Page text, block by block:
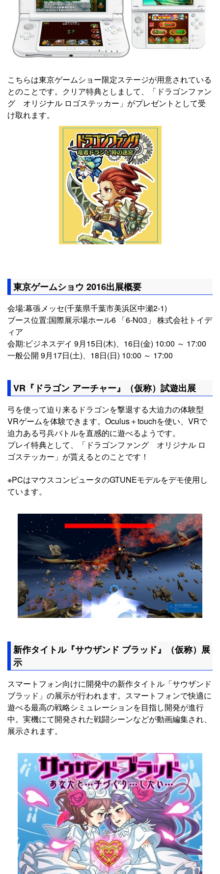
こちらは東京ゲームショー限定ステージが用意されている
とのことです。クリア特典としまして、「ドラゴンファン
グ オリジナル ロゴステッカー」がプレゼントとして受
け取れます。
東京ゲームショウ 2016出展概要
会場:幕張メッセ(千葉県千葉市美浜区中瀬2-1)
ブース位置:国際展示場ホール6 「6-N03」 株式会社トイデ
ィア
会期:ビジネスデイ 9月15日(木)、16日(金) 10:00 ～ 17:00
一般公開 9月17日(土)、18日(日) 10:00 ～ 17:00
VR『ドラゴン アーチャー』（仮称）試遊出展
弓を使って迫り来るドラゴンを撃退する大迫力の体験型
VRゲームを体験できます。Oculus＋touchを使い、VRで
迫力ある弓兵バトルを直感的に遊べるようです。
プレイ特典として、「ドラゴンファング オリジナル ロ
ゴステッカー」が貰えるとのことです！
※PCはマウスコンピュータのGTUNEモデルをデモ使用し
ています。
新作タイトル『サウザンド ブラッド』（仮称）展
示
スマートフォン向けに開発中の新作タイトル「サウザンド
ブラッド」の展示が行われます。スマートフォンで快適に
遊べる最高の戦略シミュレーションを目指し開発が進行
中。実機にて開発された戦闘シーンなどが動画編集され、
展示されます。